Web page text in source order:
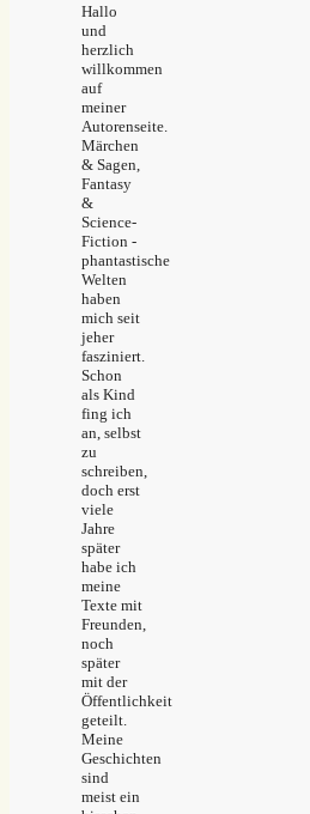
Hallo
und
herzlich
willkommen
auf
meiner
Autorenseite.
Märchen
& Sagen,
Fantasy
&
Science-
Fiction -
phantastische
Welten
haben
mich seit
jeher
fasziniert.
Schon
als Kind
fing ich
an, selbst
zu
schreiben,
doch erst
viele
Jahre
später
habe ich
meine
Texte mit
Freunden,
noch
später
mit der
Öffentlichkeit
geteilt.
Meine
Geschichten
sind
meist ein